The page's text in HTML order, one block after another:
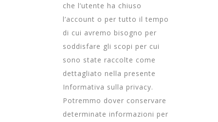
che l’utente ha chiuso
l’account o per tutto il tempo
di cui avremo bisogno per
soddisfare gli scopi per cui
sono state raccolte come
dettagliato nella presente
Informativa sulla privacy.
Potremmo dover conservare
determinate informazioni per